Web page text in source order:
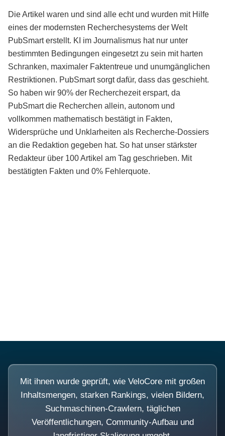
Die Artikel waren und sind alle echt und wurden mit Hilfe
eines der modernsten Recherchesystems der Welt
PubSmart erstellt. KI im Journalismus hat nur unter
bestimmten Bedingungen eingesetzt zu sein mit harten
Schranken, maximaler Faktentreue und unumgänglichen
Restriktionen. PubSmart sorgt dafür, dass das geschieht.
So haben wir 90% der Recherchezeit erspart, da
PubSmart die Recherchen allein, autonom und
vollkommen mathematisch bestätigt in Fakten,
Widersprüche und Unklarheiten als Recherche-Dossiers
an die Redaktion gegeben hat. So hat unser stärkster
Redakteur über 100 Artikel am Tag geschrieben. Mit
bestätigten Fakten und 0% Fehlerquote.
Mit ihnen wurde geprüft, wie VeloCore mit großen
Inhaltsmengen, starken Rankings, vielen Bildern,
Suchmaschinen-Crawlern, täglichen
Veröffentlichungen, Community-Aufbau und